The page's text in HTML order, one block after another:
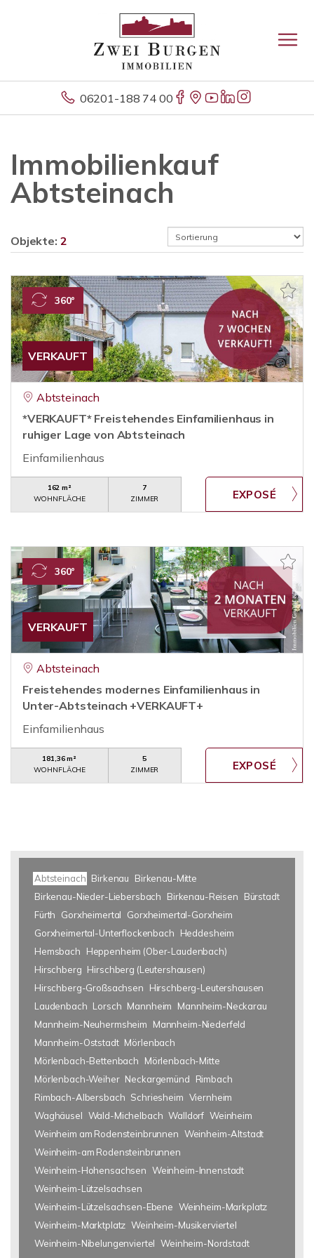
06201-188 74 00
Immobilienkauf
Abtsteinach
Objekte: 2
VERKAUFT
360°
Abtsteinach
*VERKAUFT* Freistehendes Einfamilienhaus in
ruhiger Lage von Abtsteinach
Einfamilienhaus
162 m²
WOHNFLÄCHE
7
ZIMMER
VERKAUFT
360°
Abtsteinach
Freistehendes modernes Einfamilienhaus in
Unter-Abtsteinach +VERKAUFT+
Einfamilienhaus
181,36 m²
WOHNFLÄCHE
5
ZIMMER
Abtsteinach Birkenau
Birkenau-Mitte
Birkenau-Nieder-Liebersbach
Birkenau-Reisen
Bürstadt
Fürth
Gorxheimertal
Gorxheimertal-Gorxheim
Gorxheimertal-Unterflockenbach
Heddesheim
Hemsbach
Heppenheim (Ober-Laudenbach)
Hirschberg Hirschberg (Leutershausen)
Hirschberg-Großsachsen
Hirschberg-Leutershausen
Laudenbach Lorsch Mannheim
Mannheim-Neckarau
Mannheim-Neuhermsheim
Mannheim-Niederfeld
Mannheim-Oststadt Mörlenbach
Mörlenbach-Bettenbach
Mörlenbach-Mitte
Mörlenbach-Weiher Neckargemünd
Rimbach
Rimbach-Albersbach Schriesheim Viernheim
Waghäusel Wald-Michelbach Walldorf Weinheim
Weinheim am Rodensteinbrunnen Weinheim-Altstadt
Weinheim-am Rodensteinbrunnen
Weinheim-Hohensachsen Weinheim-Innenstadt
Weinheim-Lützelsachsen
Weinheim-Lützelsachsen-Ebene Weinheim-Markplatz
Weinheim-Marktplatz Weinheim-Musikerviertel
Weinheim-Nibelungenviertel Weinheim-Nordstadt